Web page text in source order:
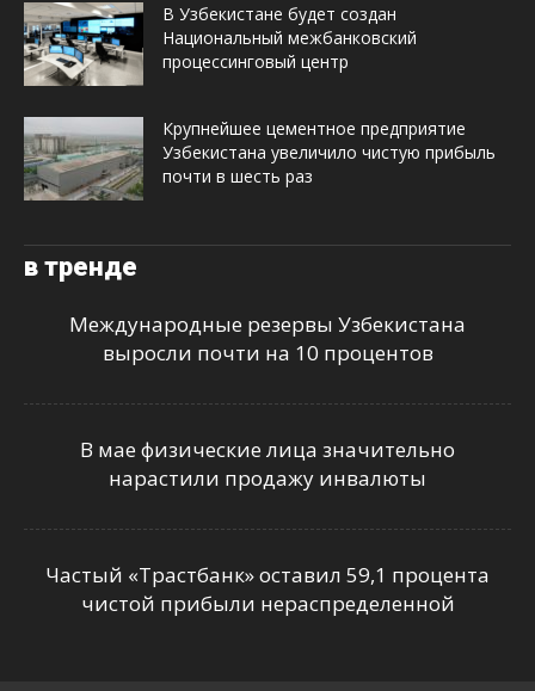
В Узбекистане будет создан
Национальный межбанковский
процессинговый центр
Крупнейшее цементное предприятие
Узбекистана увеличило чистую прибыль
почти в шесть раз
в тренде
Международные резервы Узбекистана
выросли почти на 10 процентов
В мае физические лица значительно
нарастили продажу инвалюты
Частый «Трастбанк» оставил 59,1 процента
чистой прибыли нераспределенной